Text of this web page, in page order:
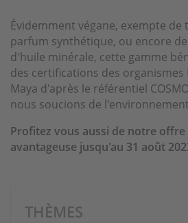
Évidemment végane, exempte
parfum synthétique, ou encore
d'huile minérale, cette gamme
des certifications des organismes
Maya d'après le référentiel
nous soucions de
Profitez vous aussi de notre
avantageuse jusqu'au 31 août
THÈMES